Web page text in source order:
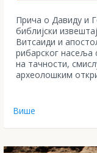
Прича о Давиду и
библијски
Витсаиди и
рибарског насеља
на тачности,
археолошким
Више